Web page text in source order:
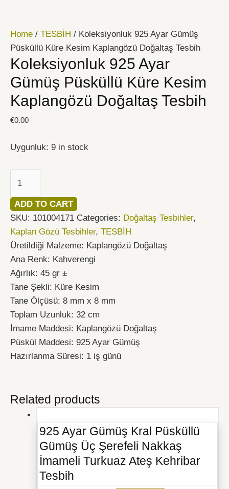
Home / TESBİH / Koleksiyonluk 925 Ayar Gümüş
Püsküllü Küre Kesim Kaplangözü Doğaltaş Tesbih
Koleksiyonluk 925 Ayar
Gümüş Püsküllü Küre Kesim
Kaplangözü Doğaltaş Tesbih
€0.00
Uygunluk: 9 in stock
Ayar
Gümüş
Püsküllü
Küre
Kesim
Kaplangözü
Doğaltaş
quantity
ADD TO CART
SKU: 101004171 Categories: Doğaltaş Tesbihler,
Kaplan Gözü Tesbihler, TESBİH
Üretildiği Malzeme: Kaplangözü Doğaltaş
Ana Renk: Kahverengi
Ağırlık: 45 gr ±
Tane Şekli: Küre Kesim
Tane Ölçüsü: 8 mm x 8 mm
Toplam Uzunluk: 32 cm
İmame Maddesi: Kaplangözü Doğaltaş
Püskül Maddesi: 925 Ayar Gümüş
Hazırlanma Süresi: 1 iş günü
Related products
925 Ayar Gümüş Kral Püsküllü
Gümüş Üç Şerefeli Nakkaş
İmameli Turkuaz Ateş Kehribar
Tesbih